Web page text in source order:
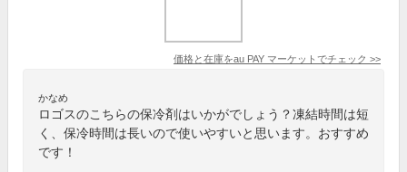
価格と在庫をau PAY マーケット でチェック >>
かなめ
ロゴスのこちらの保冷剤はいかがでしょう？凍結時間は短
く、保冷時間は長いので使いやすいと思います。おすすめ
です！